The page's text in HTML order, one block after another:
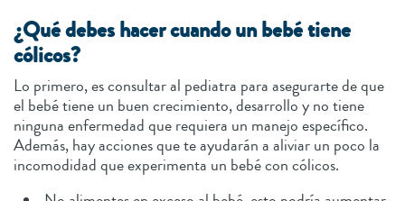
¿Qué debes hacer cuando un bebé tiene
cólicos?
Lo primero, es consultar al pediatra para asegurarte de que
el bebé tiene un buen crecimiento, desarrollo y no tiene
ninguna enfermedad que requiera un manejo específico.
Además, hay acciones que te ayudarán a aliviar un poco la
incomodidad que experimenta un bebé con cólicos.